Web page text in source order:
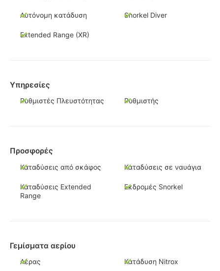
Αυτόνομη κατάδυση Snorkel Diver
Extended Range (XR)
Υπηρεσίες
Ρυθμιστές Πλευστότητας Ρυθμιστής
Προσφορές
Καταδύσεις από σκάφος Καταδύσεις σε ναυάγια
Καταδύσεις Extended
Range
Εκδρομές Snorkel
Γεμίσματα αερίου
Αέρας Κατάδυση Nitrox